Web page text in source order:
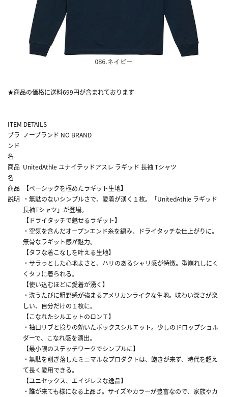
★商品の価格に送料699円が含まれております
ITEM DETAILS
ブラ
ンド
名
ノーブランド NO BRAND
商品
名
UnitedAthle ユナイテッドアスレ ラギッド 長袖 Tシャツ
商品
説明
【ベーシックを極めたラギット生地】
・無駄のないシンプルさで、愛着が湧く１枚。「UnitedAthle ラギッド
長袖Tシャツ」が登場。
【ドライタッチで魅せるラギット】
・空気を含んだオープンエンド糸を編み、ドライタッチな仕上がりに。
無骨なラギット感が魅力。
【タフな着こなしを叶える生地】
・サラっとした心地よさと、ハリのあるシャリ感が特徴。型崩れしにく
くタフに着られる。
【使い込むほどに愛着が湧く】
・洗うたびに粗野感が強まるアメリカンライクな生地。味わい深さが楽
しい、自分だけの１枚に。
【こなれたシルエットのロンＴ】
・袖口リブと捻りの効いたボックスシルエット。少しのドロップショル
ダーで、こなれ感を演出。
【最小限のステッチワークでシンプルに】
・無駄を削ぎ落したミニマルなプロダクトは、飽きが来ず、時代を超え
て長く愛用できる。
【ユニセックス、エイジレスな逸品】
・誰が来ても様になる上品さ。サイズやカラーが豊富なので、家族やカ